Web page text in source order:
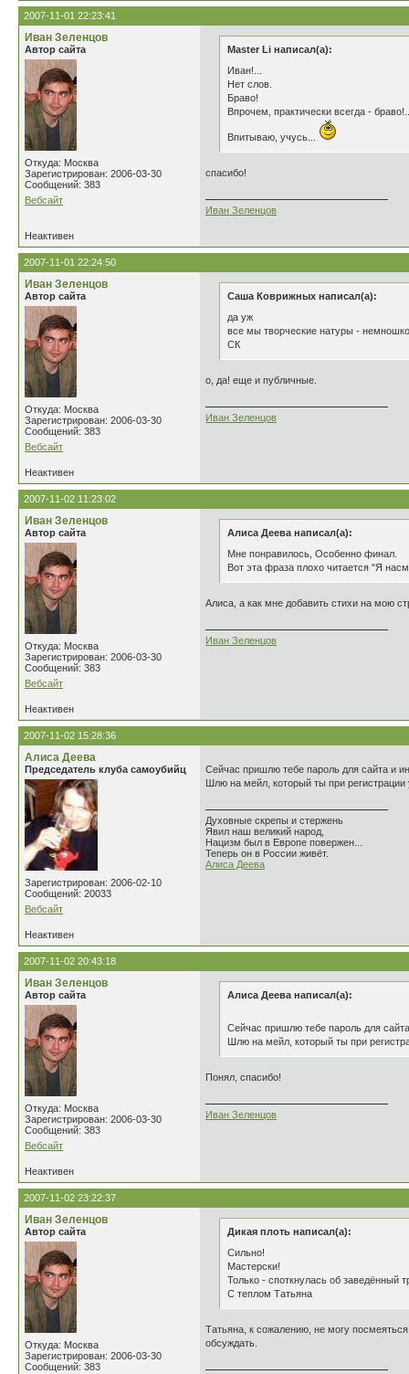
2007-11-01 22:23:41
Иван Зеленцов
Автор сайта
Откуда: Москва
Зарегистрирован: 2006-03-30
Сообщений: 383
Вебсайт
Master Li написал(а):
Иван!...
Нет слов.
Браво!
Впрочем, практически всегда - браво!..
Впитываю, учусь...
спасибо!
Иван Зеленцов
Неактивен
2007-11-01 22:24:50
Иван Зеленцов
Автор сайта
Откуда: Москва
Зарегистрирован: 2006-03-30
Сообщений: 383
Вебсайт
Саша Коврижных написал(а):
да уж
все мы творческие натуры -
СК
о, да! еще и публичные.
Иван Зеленцов
Неактивен
2007-11-02 11:23:02
Иван Зеленцов
Автор сайта
Откуда: Москва
Зарегистрирован: 2006-03-30
Сообщений: 383
Вебсайт
Алиса Деева написал(а):
Мне понравилось, Особенно финал.
Вот эта фраза плохо читается "Я
Алиса, а как мне добавить стихи на мою
Иван Зеленцов
Неактивен
2007-11-02 15:28:36
Алиса Деева
Председатель клуба самоубийц
Зарегистрирован: 2006-02-10
Сообщений: 20033
Вебсайт
Сейчас пришлю тебе пароль для сайта и
Шлю на мейл, который ты при регистрации
Духовные скрепы и стержень
Явил наш великий народ,
Нацизм был в Европе повержен...
Теперь он в России живёт.
Алиса Деева
Неактивен
2007-11-02 20:43:18
Иван Зеленцов
Автор сайта
Откуда: Москва
Зарегистрирован: 2006-03-30
Сообщений: 383
Вебсайт
Алиса Деева написал(а):
Сейчас пришлю тебе пароль для
Шлю на мейл, который ты при
Понял, спасибо!
Иван Зеленцов
Неактивен
2007-11-02 23:22:37
Иван Зеленцов
Автор сайта
Откуда: Москва
Зарегистрирован: 2006-03-30
Сообщений: 383
Дикая плоть написал(а):
Сильно!
Мастерски!
Только - споткнулась об заведённый
С теплом Татьяна
Татьяна, к сожалению, не могу
обсуждать.